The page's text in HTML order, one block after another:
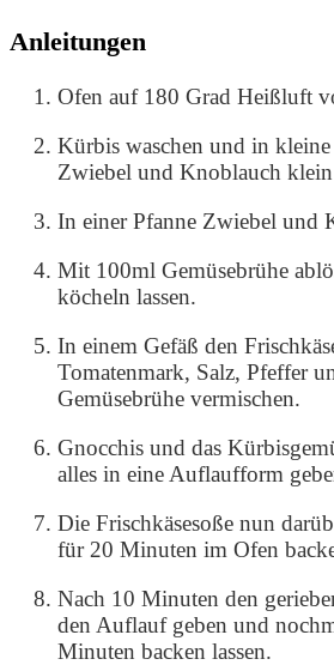
Anleitungen
Ofen auf 180 Grad Heißluft
Kürbis waschen und in
Zwiebel und Knoblauch klein
In einer Pfanne Zwiebel und
Mit 100ml Gemüsebrühe
köcheln lassen.
In einem Gefäß den
Tomatenmark, Salz, Pfeffer
Gemüsebrühe vermischen.
Gnocchis und das
alles in eine Auflaufform
Die Frischkäsesoße nun
für 20 Minuten im Ofen
Nach 10 Minuten den
den Auflauf geben und
Minuten backen lassen.